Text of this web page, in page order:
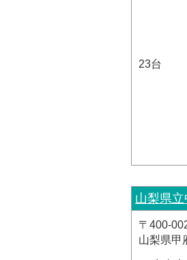
23台
山梨県
〒400-
山梨県甲